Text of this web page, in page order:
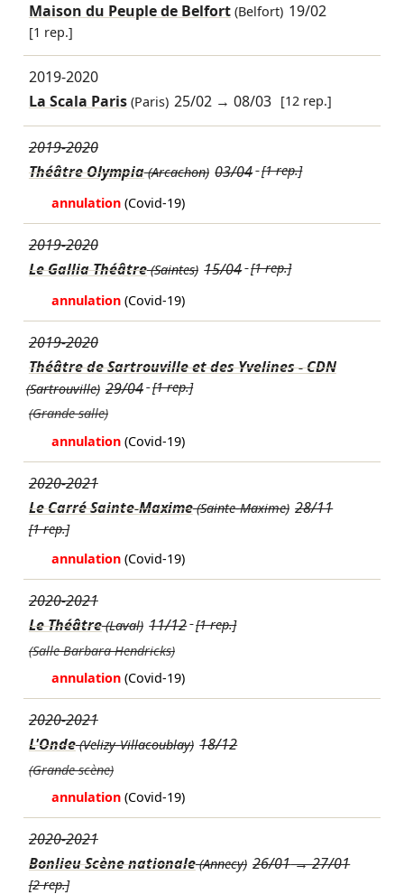
Maison du Peuple de Belfort(Belfort) 19/02
[1 rep.]
2019-2020
La Scala Paris(Paris) 25/02 →08/03 [12 rep.]
2019-2020
Théâtre Olympia(Arcachon) 03/04 [1 rep.]
annulation (Covid-19)
2019-2020
Le Gallia Théâtre(Saintes) 15/04 [1 rep.]
annulation (Covid-19)
2019-2020
Théâtre de Sartrouville et des Yvelines - CDN
(Sartrouville) 29/04 [1 rep.]
(Grande salle)
annulation (Covid-19)
2020-2021
Le Carré Sainte-Maxime(Sainte-Maxime) 28/11
[1 rep.]
annulation (Covid-19)
2020-2021
Le Théâtre(Laval) 11/12 [1 rep.]
(Salle Barbara Hendricks)
annulation (Covid-19)
2020-2021
L'Onde(Velizy-Villacoublay) 18/12
(Grande scène)
annulation (Covid-19)
2020-2021
Bonlieu Scène nationale(Annecy) 26/01→27/01
[2 rep.]